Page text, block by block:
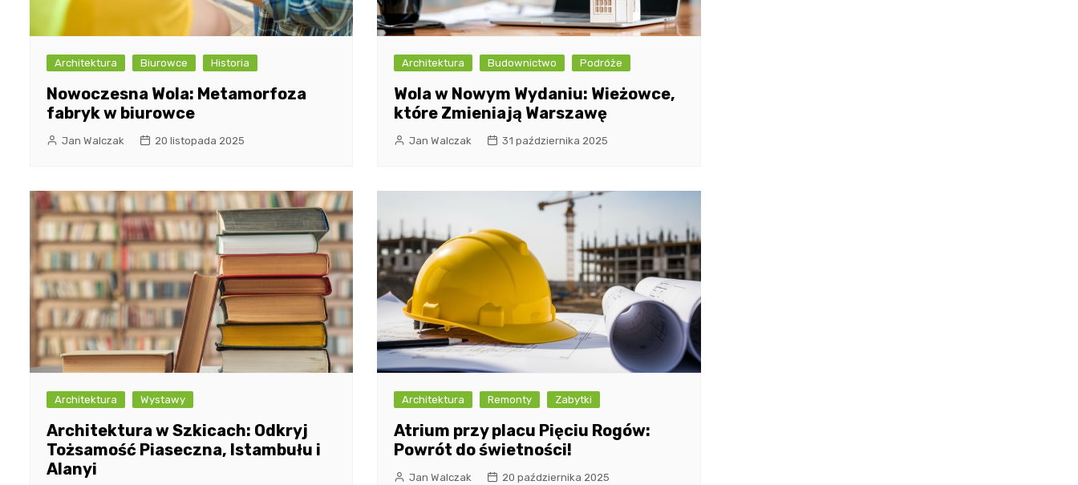
Architektura Biurowce Historia
Nowoczesna Wola: Metamorfoza
fabryk w biurowce
Jan Walczak 20 listopada 2025
Architektura Budownictwo Podróże
Wola w Nowym Wydaniu: Wieżowce,
które Zmieniają Warszawę
Jan Walczak 31 października 2025
Architektura Wystawy
Architektura w Szkicach: Odkryj
Tożsamość Piaseczna, Istambułu i
Alanyi
Architektura Remonty Zabytki
Atrium przy placu Pięciu Rogów:
Powrót do świetności!
Jan Walczak 20 października 2025